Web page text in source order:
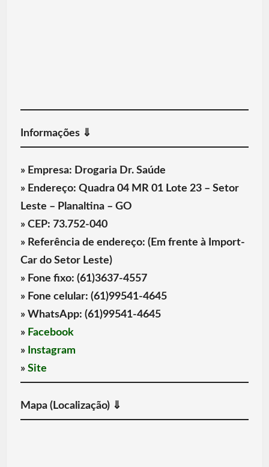
Informações ⇓
» Empresa: Drogaria Dr. Saúde
» Endereço: Quadra 04 MR 01 Lote 23 – Setor
Leste – Planaltina – GO
» CEP: 73.752-040
» Referência de endereço: (Em frente à Import-
Car do Setor Leste)
» Fone fixo: (61)3637-4557
» Fone celular: (61)99541-4645
» WhatsApp: (61)99541-4645
» Facebook
» Instagram
» Site
Mapa (Localização) ⇓